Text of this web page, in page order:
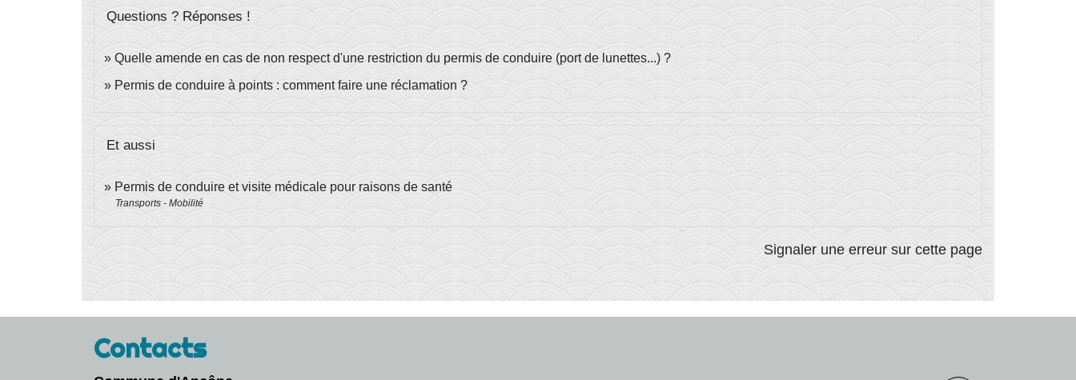
Questions ? Réponses !
Quelle amende en cas de non respect d'une restriction du permis de conduire (port de lunettes...) ?
Permis de conduire à points : comment faire une réclamation ?
Et aussi
Permis de conduire et visite médicale pour raisons de santé
Transports - Mobilité
Signaler une erreur sur cette page
Contacts